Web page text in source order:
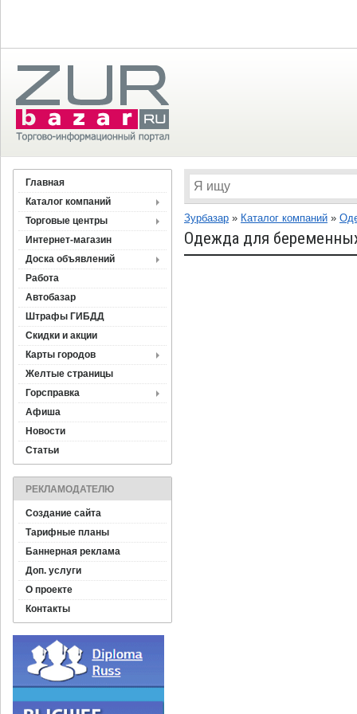
Главная
Каталог компаний
Торговые центры
Интернет-магазин
Доска объявлений
Работа
Автобазар
Штрафы ГИБДД
Скидки и акции
Карты городов
Желтые страницы
Горсправка
Афиша
Новости
Статьи
РЕКЛАМОДАТЕЛЮ
Создание сайта
Тарифные планы
Баннерная реклама
Доп. услуги
О проекте
Контакты
Зурбазар » Каталог компаний »
Одежда для